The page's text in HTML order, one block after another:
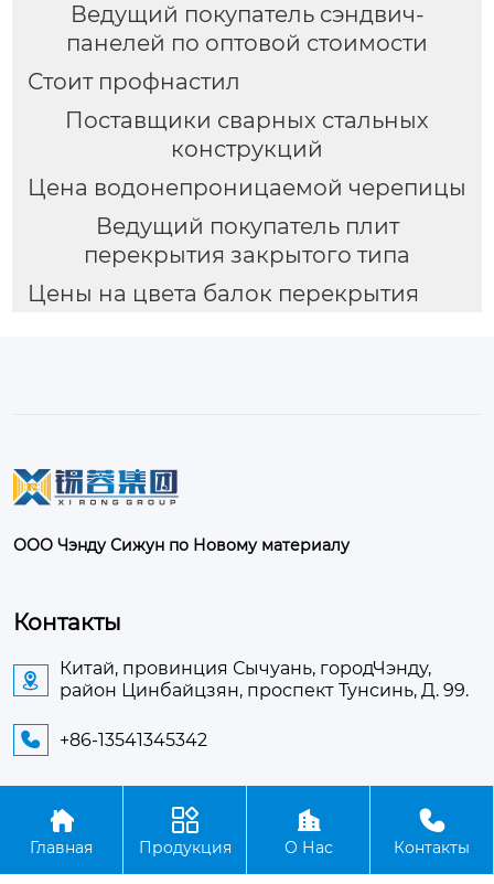
Ведущий покупатель сэндвич-
панелей по оптовой стоимости
Стоит профнастил
Поставщики сварных стальных
конструкций
Цена водонепроницаемой черепицы
Ведущий покупатель плит
перекрытия закрытого типа
Цены на цвета балок перекрытия
ООО Чэнду Сижун по Новому материалу
Контакты

Китай, провинция Сычуань, городЧэнду,
район Цинбайцзян, проспект Тунсинь, Д. 99.
 +86-13541345342
Авторское право©ООО Чэнду Сижун по Новому
материалу

Главная

Продукция

О Нас

Контакты